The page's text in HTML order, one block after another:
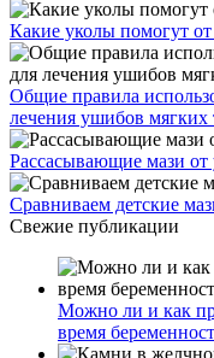
Какие уколы помогут
Общие правила
лечения ушибов мягких
Рассасывающие мази
Сравниваем детские
Свежие публикации
Можно ли и как
время